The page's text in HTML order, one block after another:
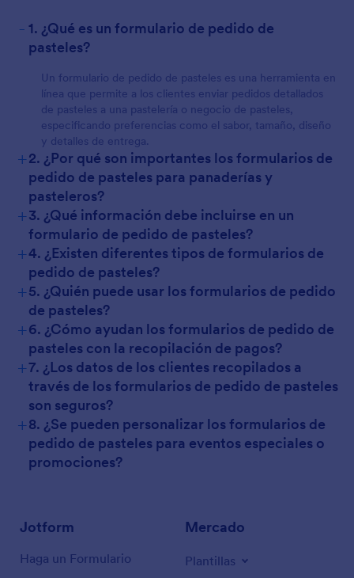
- 1. ¿Qué es un formulario de pedido de
pasteles?
Un formulario de pedido de pasteles es una herramienta en
línea que permite a los clientes enviar pedidos detallados
de pasteles a una pastelería o negocio de pasteles,
especificando preferencias como el sabor, tamaño, diseño
y detalles de entrega.
+2. ¿Por qué son importantes los formularios de
pedido de pasteles para panaderías y
pasteleros?
+3. ¿Qué información debe incluirse en un
formulario de pedido de pasteles?
+4. ¿Existen diferentes tipos de formularios de
pedido de pasteles?
+5. ¿Quién puede usar los formularios de pedido
de pasteles?
+6. ¿Cómo ayudan los formularios de pedido de
pasteles con la recopilación de pagos?
+7. ¿Los datos de los clientes recopilados a
través de los formularios de pedido de pasteles
son seguros?
+8. ¿Se pueden personalizar los formularios de
pedido de pasteles para eventos especiales o
promociones?
Jotform
Haga un Formulario
Mercado
Plantillas